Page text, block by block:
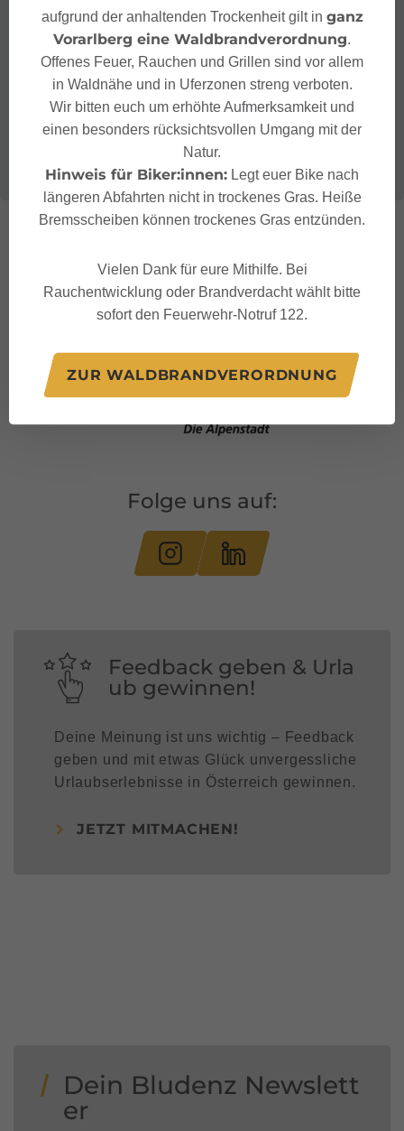
Folge uns auf:
Feedback geben & Urla
ub gewinnen!
Deine Meinung ist uns wichtig – Feedback
geben und mit etwas Glück unvergessliche
Urlaubserlebnisse in Österreich gewinnen.
JETZT MITMACHEN!
Dein Bludenz Newslett
er
aufgrund der anhaltenden Trockenheit gilt in ganz
Vorarlberg eine Waldbrandverordnung
Offenes Feuer, Rauchen und Grillen sind vor allem
in Waldnähe und in Uferzonen streng verboten.
Wir bitten euch um erhöhte Aufmerksamkeit und
einen besonders rücksichtsvollen Umgang mit der
Natur.
Hinweis für Biker:innen: Legt euer Bike nach
längeren Abfahrten nicht in trockenes Gras. Heiße
Bremsscheiben können trockenes Gras entzünden.
Vielen Dank für eure Mithilfe. Bei
Rauchentwicklung oder Brandverdacht wählt bitte
sofort den Feuerwehr-Notruf 122.
ZUR WALDBRANDVERORDNUNG